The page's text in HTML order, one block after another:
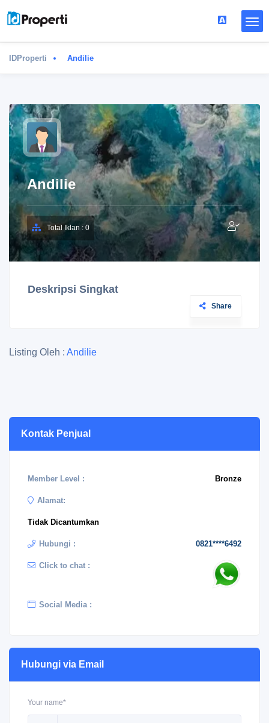
IDProperti Andilie
Andilie
Total Iklan : 0
Deskripsi Singkat
Share
Listing Oleh : Andilie
Kontak Penjual
Member Level : Bronze
Alamat:
Tidak Dicantumkan
Hubungi : 0821****6492
Click to chat :
Social Media :
Hubungi via Email
Your name*